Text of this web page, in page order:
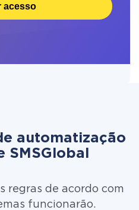
acesso
automatização
SMSGlobal
regras de acordo com
funcionarão.